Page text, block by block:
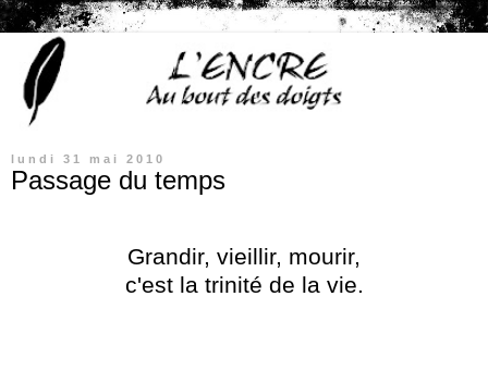
lundi 31 mai 2010
Passage du temps
Grandir, vieillir, mourir,
c'est la trinité de la vie.